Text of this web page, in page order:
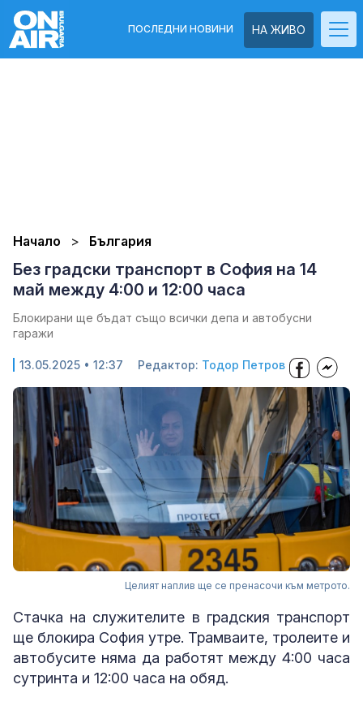
НА ЖИВО
ПОСЛЕДНИ НОВИНИ
Начало България
Без градски транспорт в София на 14
май между 4:00 и 12:00 часа
Блокирани ще бъдат също всички депа и автобусни
гаражи
13.05.2025 • 12:37 Редактор: Тодор Петров
Целият наплив ще се пренасочи към метрото.
Стачка на служителите в градския транспорт
ще блокира София утре. Трамваите, тролеите и
автобусите няма да работят между 4:00 часа
сутринта и 12:00 часа на обяд.